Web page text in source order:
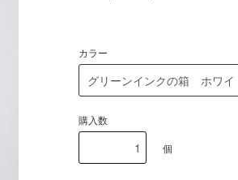
カラー
購入数
個